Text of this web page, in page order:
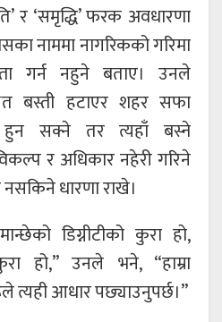
र ‘समृद्धि’ फरक अवधारणा
नाममा नागरिकको गरिमा
गर्न नहुने बताए। उनले
बस्ती हटाएर शहर सफा
हुन सक्ने तर त्यहाँ बस्ने
र अधिकार नहेरी गरिने
धारणा राखे।
डिग्नीटीको कुरा हो,
हो,” उनले भने, “हाम्रा
आधार पछ्याउनुपर्छ।”